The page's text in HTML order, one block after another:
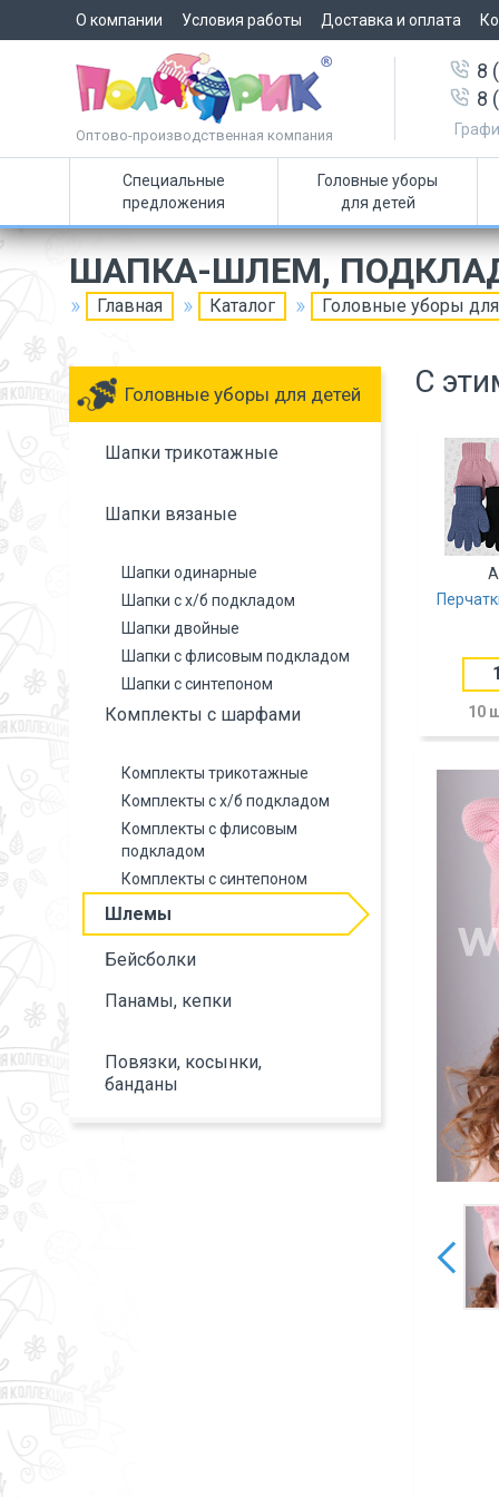
О компании Условия работы Доставка и оплата
Оптово-производственная компания
8
8
Специальные
предложения
Головные уборы
для детей
ШАПКА-ШЛЕМ,
Главная Каталог Головные уборы
Головные уборы для детей
Шапки трикотажные
Шапки вязаные
Шапки одинарные
Шапки с х/б подкладом
Шапки двойные
Шапки с флисовым подкладом
Шапки с синтепоном
Комплекты с шарфами
Комплекты трикотажные
Комплекты с х/б подкладом
Комплекты с флисовым
подкладом
Комплекты с синтепоном
Шлемы
Бейсболки
Панамы, кепки
Повязки, косынки,
банданы
С
10